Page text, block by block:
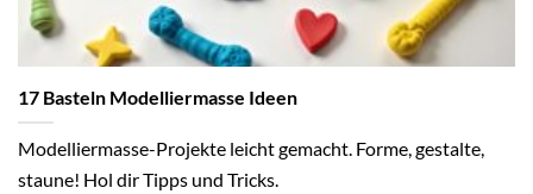
17 Basteln Modelliermasse Ideen
Modelliermasse-Projekte leicht gemacht. Forme, gestalte,
staune! Hol dir Tipps und Tricks.